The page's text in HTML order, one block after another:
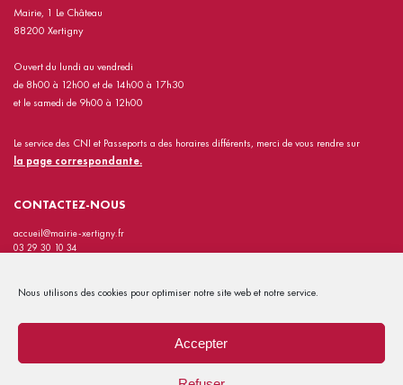
Nous utilisons des cookies pour optimiser notre site web et notre service.
Accepter
Mairie, 1 Le Château
88200 Xertigny
Ouvert du lundi au vendredi
de 8h00 à 12h00 et de 14h00 à 17h30
et le samedi de 9h00 à 12h00
Le service des CNI et Passeports a des horaires différents, merci de vous rendre sur
la page correspondante.
CONTACTEZ-NOUS
accueil@mairie-xertigny.fr
03 29 30 10 34
INFORMATIONS PRATIQUES
Politiques de confidentialité